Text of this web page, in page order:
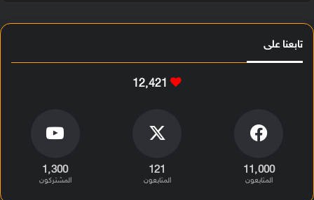
تابعنا على
12٬421
11٬000
المتابعون
121
المتابعون
1٬300
المشتركون